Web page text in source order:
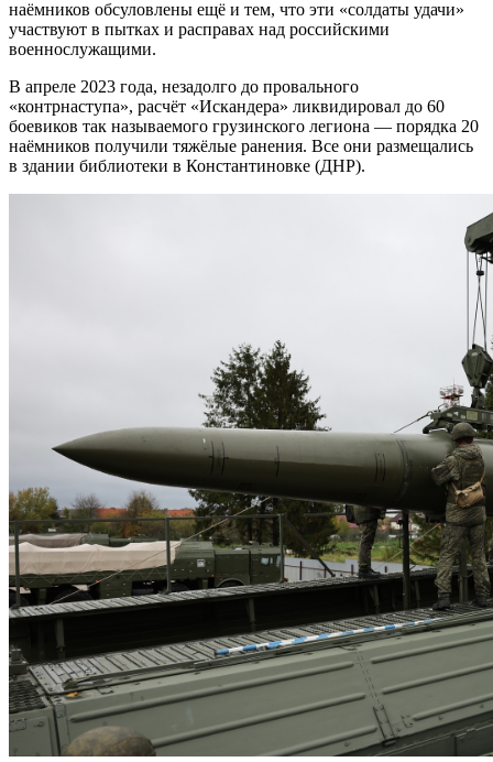
наёмников обсуловлены ещё и тем, что эти «солдаты удачи»
участвуют в пытках и расправах над российскими
военнослужащими.
В апреле 2023 года, незадолго до провального
«контрнаступа», расчёт «Искандера» ликвидировал до 60
боевиков так называемого грузинского легиона — порядка 20
наёмников получили тяжёлые ранения. Все они размещались
в здании библиотеки в Константиновке (ДНР).